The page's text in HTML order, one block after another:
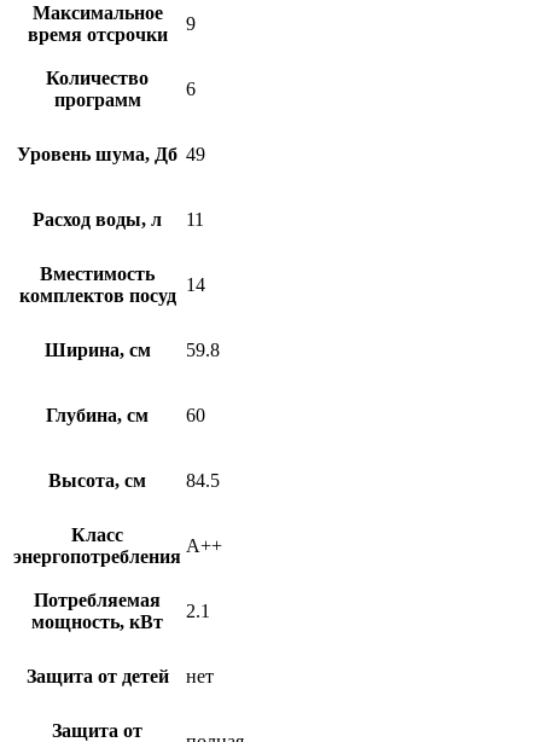
Максимальное
время отсрочки
9
Количество
программ
6
Уровень шума, Дб 49
Расход воды, л 11
Вместимость
комплектов посуд
14
Ширина, см 59.8
Глубина, см 60
Высота, см 84.5
Класс
энергопотребления
A++
Потребляемая
мощность, кВт
2.1
Защита от детей нет
Защита от